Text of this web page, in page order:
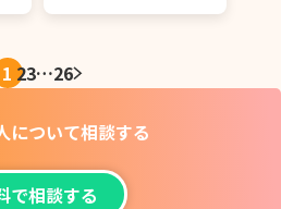
1 23…26
について相談する
で相談する